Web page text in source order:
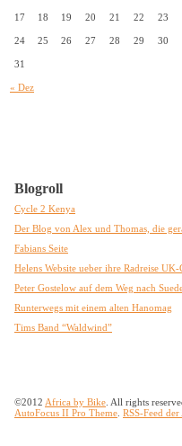
« Dez
17 18 19 20 21 22 23
24 25 26 27 28 29 30
31
Blogroll
Cycle 2 Kenya
Der Blog von Alex und Thomas, die
Fabians Seite
Helens Website ueber ihre Radreise UK-
Peter Gostelow auf dem Weg nach
Runterwegs mit einem alten Hanomag
Tims Band “Waldwind”
©2012 Africa by Bike . All rights
AutoFocus II Pro Theme RSS-Feed